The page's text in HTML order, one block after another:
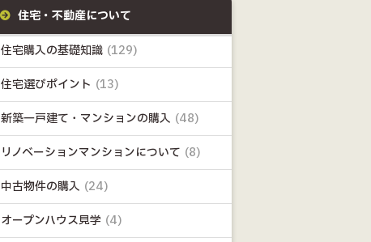
住宅・不動産について
住宅購入の基礎知識 (129)
住宅選びポイント (13)
新築一戸建て・マンションの購入 (48)
リノベーションマンションについて (8)
中古物件の購入 (24)
オープンハウス見学 (4)